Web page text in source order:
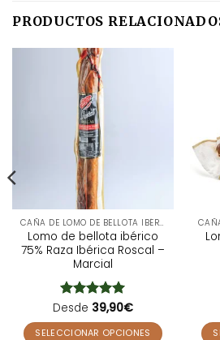
PRODUCTOS
CAÑA DE LOMO DE BELLOTA IBÉRICO
Lomo de bellota ibérico
75% Raza Ibérica Roscal –
Marcial
Valorado
con5de 5
Desde 39,90€
SELECCIONAR OPCIONES